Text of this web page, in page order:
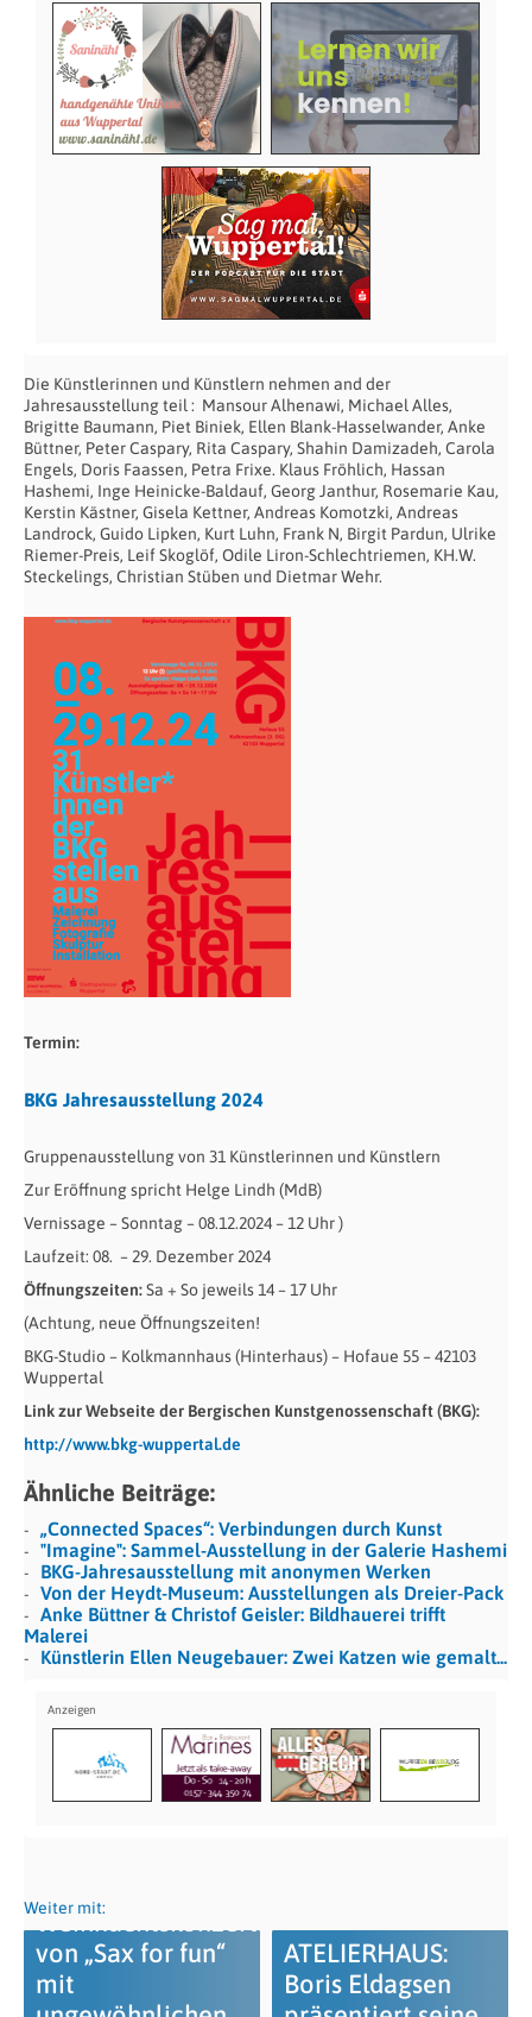
Die Künstlerinnen und Künstlern nehmen and der
Jahresausstellung teil : Mansour Alhenawi, Michael Alles,
Brigitte Baumann, Piet Biniek, Ellen Blank-Hasselwander, Anke
Büttner, Peter Caspary, Rita Caspary, Shahin Damizadeh, Carola
Engels, Doris Faassen, Petra Frixe. Klaus Fröhlich, Hassan
Hashemi, Inge Heinicke-Baldauf, Georg Janthur, Rosemarie Kau,
Kerstin Kästner, Gisela Kettner, Andreas Komotzki, Andreas
Landrock, Guido Lipken, Kurt Luhn, Frank N, Birgit Pardun, Ulrike
Riemer-Preis, Leif Skoglöf, Odile Liron-Schlechtriemen, KH.W.
Steckelings, Christian Stüben und Dietmar Wehr.
Termin:
BKG Jahresausstellung 2024
Gruppenausstellung von 31 Künstlerinnen und Künstlern
Zur Eröffnung spricht Helge Lindh (MdB)
Vernissage – Sonntag – 08.12.2024 – 12 Uhr )
Laufzeit: 08. – 29. Dezember 2024
Öffnungszeiten:Sa + So jeweils 14 – 17 Uhr
(Achtung, neue Öffnungszeiten!
BKG-Studio – Kolkmannhaus (Hinterhaus) – Hofaue 55 – 42103
Wuppertal
Link zur Webseite der Bergischen Kunstgenossenschaft (BKG):
http://www.bkg-wuppertal.de
Ähnliche Beiträge:
„Connected Spaces“: Verbindungen durch Kunst
"Imagine": Sammel-Ausstellung in der Galerie Hashemi
BKG-Jahresausstellung mit anonymen Werken
Von der Heydt-Museum: Ausstellungen als Dreier-Pack
Anke Büttner & Christof Geisler: Bildhauerei trifft
Malerei
Künstlerin Ellen Neugebauer: Zwei Katzen wie gemalt...
Weiter mit:
Weihnachtskonzert
von „Sax for fun“
mit
ATELIERHAUS:
Boris Eldagsen